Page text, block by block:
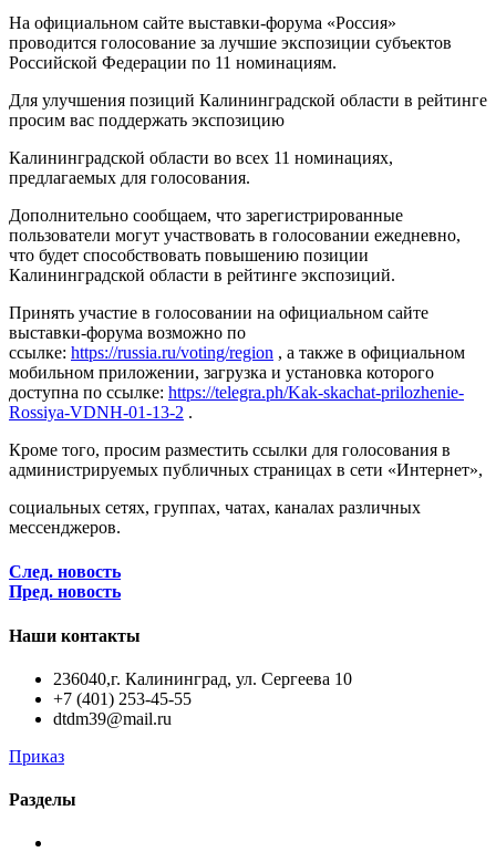
На официальном сайте выставки-форума «Россия»
проводится голосование за лучшие экспозиции субъектов
Российской Федерации по 11 номинациям.
Для улучшения позиций Калининградской области в рейтинге
просим вас поддержать экспозицию
Калининградской области во всех 11 номинациях,
предлагаемых для голосования.
Дополнительно сообщаем, что зарегистрированные
пользователи могут участвовать в голосовании ежедневно,
что будет способствовать повышению позиции
Калининградской области в рейтинге экспозиций.
Принять участие в голосовании на официальном сайте
выставки-форума возможно по
ссылке: https://russia.ru/voting/region , а также в официальном
мобильном приложении, загрузка и установка которого
доступна по ссылке: https://telegra.ph/Kak-skachat-prilozhenie-
Rossiya-VDNH-01-13-2 .
Кроме того, просим разместить ссылки для голосования в
администрируемых публичных страницах в сети «Интернет»,
социальных сетях, группах, чатах, каналах различных
мессенджеров.
След. новость
Пред. новость
Наши контакты
236040,г. Калининград, ул. Сергеева 10
+7 (401) 253-45-55
dtdm39@mail.ru
Приказ
Разделы